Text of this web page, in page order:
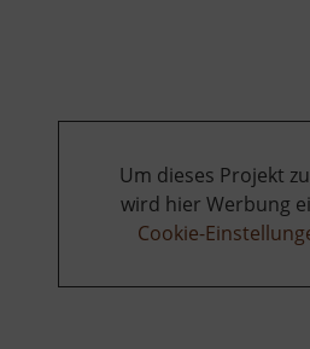
Um dieses Projekt
wird hier Werbung
Cookie-